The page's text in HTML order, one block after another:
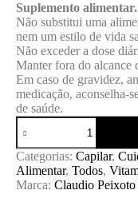
Suplemento alimentar.
Não substitui uma
nem um estilo de vida
Não exceder a dose
Manter fora do alcance
Em caso de gravidez,
medicação, aconselha-
de saúde.
Quantidade
de
Bisglicinato
Ferro
–
60
Categorias: Capilar,
Alimentar, Todos,
Marca: Claudio